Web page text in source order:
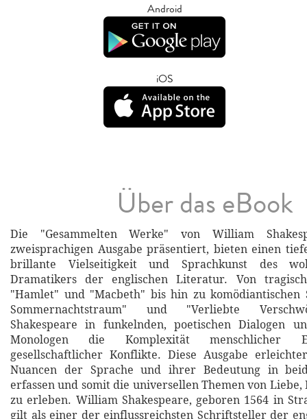
Android
iOS
Über das eBook
Die "Gesammelten Werke" von William
zweisprachigen Ausgabe präsentiert, bieten einen
brillante Vielseitigkeit und Sprachkunst des
Dramatikers der englischen Literatur. Von
"Hamlet" und "Macbeth" bis hin zu komödiantischen
Sommernachtstraum" und "Verliebte
Shakespeare in funkelnden, poetischen Dialogen
Monologen die Komplexität menschlicher
gesellschaftlicher Konflikte. Diese Ausgabe
Nuancen der Sprache und ihrer Bedeutung in
erfassen und somit die universellen Themen von
zu erleben. William Shakespeare, geboren 1564 in
gilt als einer der einflussreichsten Schriftsteller der